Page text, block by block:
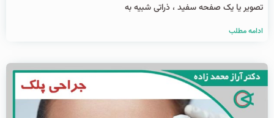
تصویر یا یک صفحه سفید ، ذراتی شبیه به
ادامه مطلب